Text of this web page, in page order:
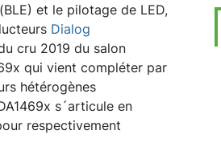
et le pilotage de LED,
Dialog
cru 2019 du salon
qui vient compléter par
hétérogènes
s´articule en
respectivement